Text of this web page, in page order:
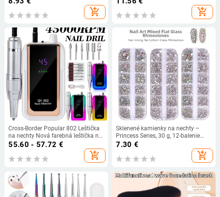
rozjasňujúca krémovo-gélová
maska
add_shopping_cart
čaj – potravinárska kvalita, veľké
hrdlo
add_shopping_cart
Cross-Border Popular 802 Leštička
na nechty Nová farebná leštička na
povrchy nechtov Prenosná sada
55.60 - 57.72 €
add_shopping_cart
Sklenené kamienky na nechty –
Princess Series, 30 g, 12-balenie
zmiešané, Yiwu pôvod
7.30 €
add_shopping_cart